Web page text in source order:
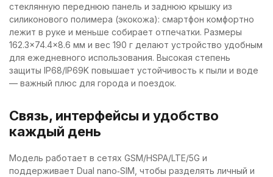
стеклянную переднюю панель и заднюю крышку из
силиконового полимера (экокожа): смартфон комфортно
лежит в руке и меньше собирает отпечатки. Размеры
162.3×74.4×8.6 мм и вес 190 г делают устройство удобным
для ежедневного использования. Высокая степень
защиты IP68/IP69K повышает устойчивость к пыли и воде
— важный плюс для города и поездок.
Связь, интерфейсы и удобство
каждый день
Модель работает в сетях GSM/HSPA/LTE/5G и
поддерживает Dual nano‑SIM, чтобы разделять личный и